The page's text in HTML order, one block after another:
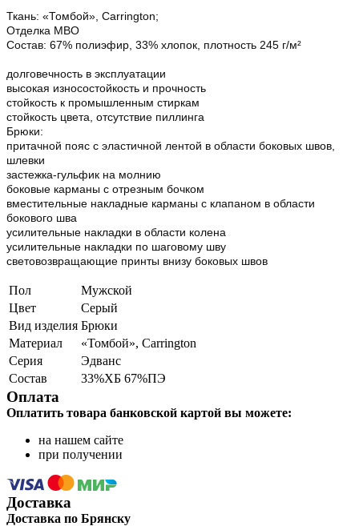
Ткань: «Томбой», Carrington;
Отделка МВО
Состав: 67% полиэфир, 33% хлопок, плотность 245 г/м²
долговечность в эксплуатации
высокая износостойкость и прочность
стойкость к промышленным стиркам
стойкость цвета, отсутствие пиллинга
Брюки:
притачной пояс с эластичной лентой в области боковых швов,
шлевки
застежка-гульфик на молнию
боковые карманы с отрезным бочком
вместительные накладные карманы с клапаном в области
бокового шва
усилительные накладки в области колена
усилительные накладки по шаговому шву
световозвращающие принты внизу боковых швов
Пол
Мужской
Цвет
Серый
Вид изделия Брюки
Материал
«Томбой», Carrington
Серия
Эдванс
Состав
33%ХБ 67%ПЭ
Оплата
Оплатить товара банковской картой вы можете:
на нашем сайте
при получении
Доставка
Доставка по Брянску